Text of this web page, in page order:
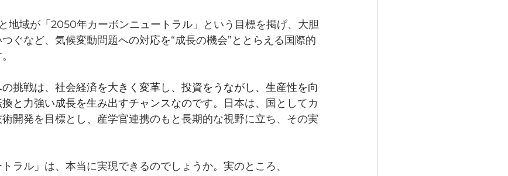
地域が「2050年カーボンニュートラル」という目標を掲げ、大胆
ぐなど、気候変動問題への対応を“成長の機会”ととらえる国際的
挑戦は、社会経済を大きく変革し、投資をうながし、生産性を向
と力強い成長を生み出すチャンスなのです。
日本は、国としてカ
開発を目標とし、産学官連携のもと長期的な視野に立ち、その実
ラル」は、本当に実現できるのでしょうか。実のところ、